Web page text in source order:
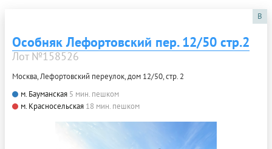
B
Особняк Лефортовский пер. 12/50 стр.2
Лот №158526
Москва, Лефортовский переулок, дом 12/50, стр. 2
м. Бауманская 5 мин. пешком
м. Красносельская 18 мин. пешком